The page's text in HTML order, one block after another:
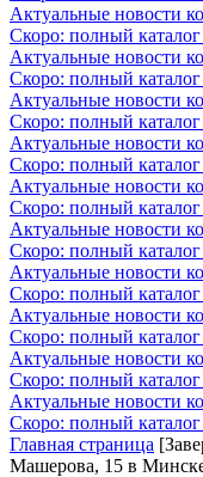
Актуальные новости
Скоро: полный
Актуальные новости
Скоро: полный
Актуальные новости
Скоро: полный
Актуальные новости
Скоро: полный
Актуальные новости
Скоро: полный
Актуальные новости
Скоро: полный
Актуальные новости
Скоро: полный
Актуальные новости
Скоро: полный
Актуальные новости
Скоро: полный
Актуальные новости
Скоро: полный
Главная страница
Машерова, 15 в